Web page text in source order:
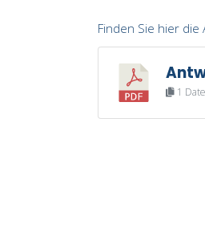
Finden Sie hier
1